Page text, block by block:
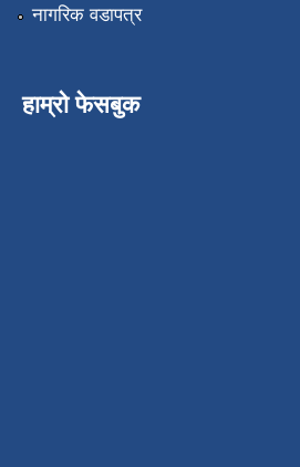
नागरिक वडापत्र
हाम्रो फेसबुक